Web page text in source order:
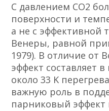
С давлением CO2
поверхности и
а не с эффективной
Венеры, равной
1979). В отличие от
эффект составляет
около 33 K
важную роль в
парниковый